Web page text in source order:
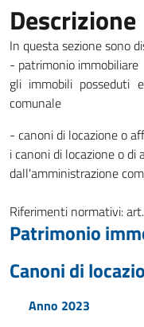
Descrizione
In questa sezione sono
- patrimonio immobiliare
gli immobili posseduti
comunale
- canoni di locazione o
i canoni di locazione o
dall'amministrazione
Riferimenti normativi:
Patrimonio
Canoni di
Anno 2023